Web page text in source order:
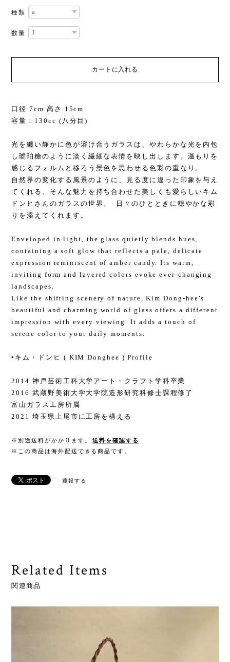
種類
数量
カートに入れる
口径 7cm 高さ 15cm
容量：130cc (八分目)
光を纏い静かに色が溶け合うガラスは、やわらかな光を内包
し琥珀糖のように淡く繊細な表情を映し出します。温もりを
感じるフォルムと移ろう景色を思わせる色彩の重なり。
自然界の変化する風景のように、見る度に違った印象を与え
てくれる、そんな魅力を持ち合わせた美しくも愛らしいキム
ドンヒさんのガラスの世界。 日々のひとときに穏やかな彩
りを添えてくれます。
Enveloped in light, the glass quietly blends hues,
containing a soft glow that reflects a pale, delicate
expression reminiscent of amber candy. Its warm,
inviting form and layered colors evoke ever-changing
landscapes.
Like the shifting scenery of nature, Kim Dong-hee’s
beautiful and charming world of glass offers a different
impression with every viewing. It adds a touch of
serene color to your daily moments.
▪️キム・ドンヒ ( KIM Donghee ) Profile
2014 神戸芸術工科大学アート・クラフト学科卒業
2016 武蔵野美術大学大学院造形研究科修士課程修了
富山ガラス工房所属
2021 埼玉県上尾市に工房を構える
※別途送料がかかります。
送料を確認する
※この商品は海外配送できる商品です。
通報する
Related Items
関連商品